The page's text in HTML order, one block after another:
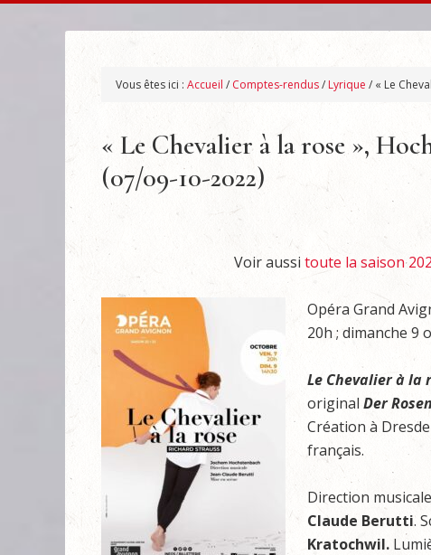
Vous êtes ici : Accueil / Comptes-rendus/ Lyrique / « Le
« Le Chevalier à la rose »,
(07/09-10-2022)
Voir aussi toute la saison
Opéra Grand
20h ; dimanche 9
Le Chevalier à la
original Der
Création à
français.
Direction
Claude Berutti.
Kratochwil.